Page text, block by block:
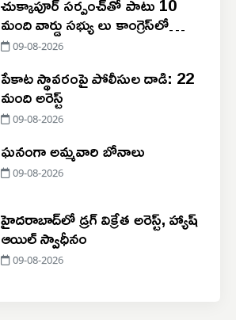
మంది వార్డు సభ్యు లు కాంగ్రెస్‌లో
చేరిక
09-08-2026
పేకాట స్థావరంపై పోలీసుల దాడి: 22
మంది అరెస్ట్
09-08-2026
ఘనంగా అమ్మవారి బోనాలు
09-08-2026
హైదరాబాద్‌లో డ్రగ్ విక్రేత అరెస్ట్, హ్యాష్
ఆయిల్ స్వాధీనం
09-08-2026